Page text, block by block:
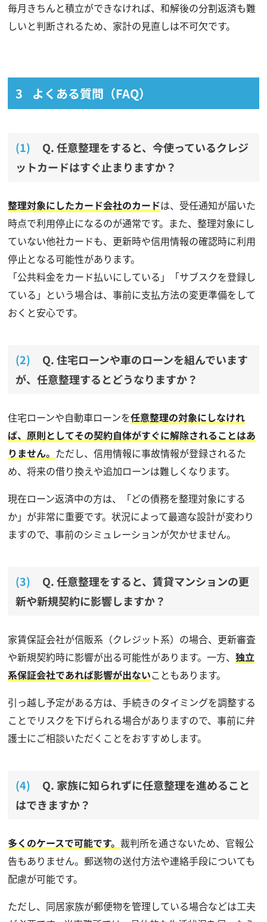
毎月きちんと積立ができなければ、和解後の分割返済も難
しいと判断されるため、家計の見直しは不可欠です。
よくある質問（FAQ）
Q. 任意整理をすると、今使っているクレジ
ットカードはすぐ止まりますか？
整理対象にしたカード会社のカードは、受任通知が届いた
時点で利用停止になるのが通常です。また、整理対象にし
ていない他社カードも、更新時や信用情報の確認時に利用
停止となる可能性があります。
「公共料金をカード払いにしている」「サブスクを登録し
ている」という場合は、事前に支払方法の変更準備をして
おくと安心です。
Q. 住宅ローンや車のローンを組んでいます
が、任意整理するとどうなりますか？
住宅ローンや自動車ローンを任意整理の対象にしなけれ
ば、原則としてその契約自体がすぐに解除されることはあ
りません。 ただし、信用情報に事故情報が登録されるた
め、将来の借り換えや追加ローンは難しくなります。
現在ローン返済中の方は、「どの債務を整理対象にする
か」が非常に重要です。状況によって最適な設計が変わり
ますので、事前のシミュレーションが欠かせません。
Q. 任意整理をすると、賃貸マンションの更
新や新規契約に影響しますか？
家賃保証会社が信販系（クレジット系）の場合、更新審査
や新規契約時に影響が出る可能性があります。一方、 独立
系保証会社であれば影響が出ないこともあります。
引っ越し予定がある方は、手続きのタイミングを調整する
ことでリスクを下げられる場合がありますので、事前に弁
護士にご相談いただくことをおすすめします。
Q. 家族に知られずに任意整理を進めること
はできますか？
多くのケースで可能です。 裁判所を通さないため、官報公
告もありません。郵送物の送付方法や連絡手段についても
配慮が可能です。
ただし、同居家族が郵便物を管理している場合などは工夫